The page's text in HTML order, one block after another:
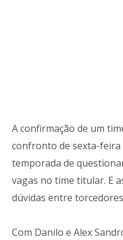
A confirmação de um
confronto de sexta-feira
temporada de
vagas no time titular. E
dúvidas entre
Com Danilo e Alex